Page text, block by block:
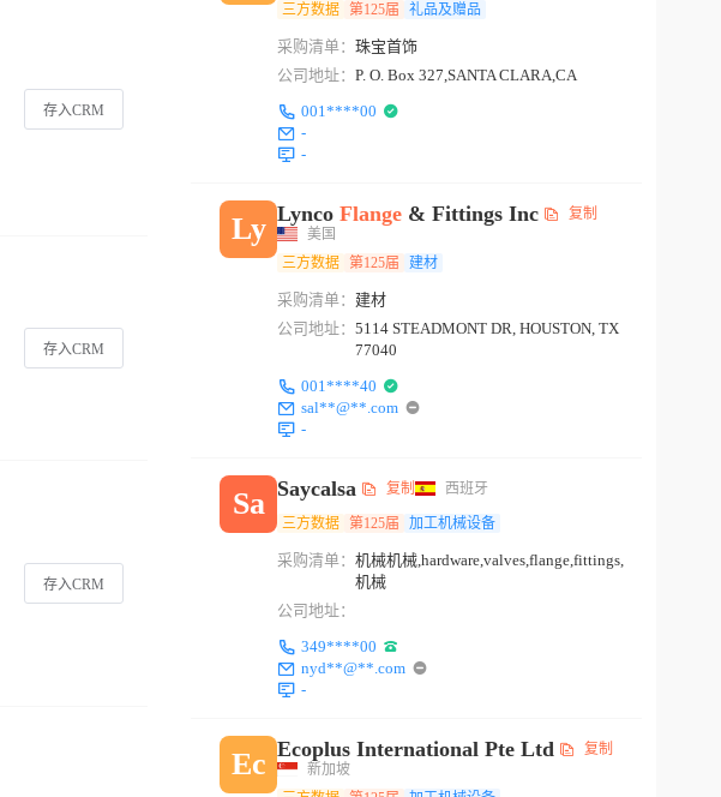
存入CRM
存入CRM
存入CRM
三方数据 第125届 礼品及赠品
采购清单：珠宝首饰
公司地址：P. O. Box 327,SANTA CLARA,CA
001****00
-
-
Ly LyncoFlange & Fittings Inc
复制
美国
三方数据 第125届 建材
采购清单：建材
公司地址：5114 STEADMONT DR, HOUSTON, TX
77040
001****40
sal**@**.com
-
Sa Saycalsa 复制 西班牙
三方数据 第125届 加工机械设备
采购清单：机械机械,hardware,valves,flange,fittings,
机械
公司地址：
349****00
nyd**@**.com
-
Ec Ecoplus International Pte Ltd
复制
新加坡